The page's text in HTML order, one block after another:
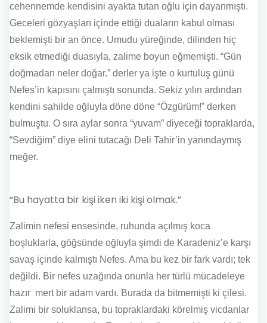
cehennemde kendisini ayakta tutan oğlu için dayanmıştı.
Geceleri gözyaşları içinde ettiği duaların kabul olması
beklemişti bir an önce. Umudu yüreğinde, dilinden hiç
eksik etmediği duasıyla, zalime boyun eğmemişti. “Gün
doğmadan neler doğar.” derler ya işte o kurtuluş günü
Nefes’in kapısını çalmıştı sonunda. Sekiz yılın ardından
kendini sahilde oğluyla döne döne “Özgürüm!” derken
bulmuştu. O sıra aylar sonra “yuvam” diyeceği topraklarda,
“Sevdiğim” diye elini tutacağı Deli Tahir’in yanındaymış
meğer.
“Bu hayatta bir kişi iken iki kişi olmak.”
Zalimin nefesi ensesinde, ruhunda açılmış koca
boşluklarla, göğsünde oğluyla şimdi de Karadeniz’e karşı
savaş içinde kalmıştı Nefes. Ama bu kez bir fark vardı; tek
değildi. Bir nefes uzağında onunla her türlü mücadeleye
hazır mert bir adam vardı. Burada da bitmemişti ki çilesi.
Zalimi bir soluklansa, bu topraklardaki körelmiş vicdanlar